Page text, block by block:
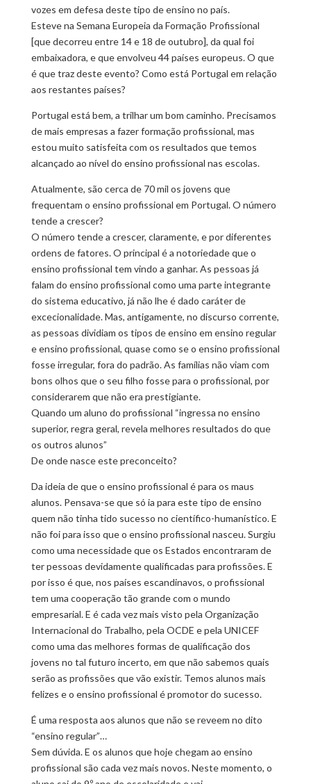
vozes em defesa deste tipo de ensino no país.
Esteve na Semana Europeia da Formação Profissional
[que decorreu entre 14 e 18 de outubro], da qual foi
embaixadora, e que envolveu 44 países europeus. O que
é que traz deste evento? Como está Portugal em relação
aos restantes países?
Portugal está bem, a trilhar um bom caminho. Precisamos
de mais empresas a fazer formação profissional, mas
estou muito satisfeita com os resultados que temos
alcançado ao nível do ensino profissional nas escolas.
Atualmente, são cerca de 70 mil os jovens que
frequentam o ensino profissional em Portugal. O número
tende a crescer?
O número tende a crescer, claramente, e por diferentes
ordens de fatores. O principal é a notoriedade que o
ensino profissional tem vindo a ganhar. As pessoas já
falam do ensino profissional como uma parte integrante
do sistema educativo, já não lhe é dado caráter de
excecionalidade. Mas, antigamente, no discurso corrente,
as pessoas dividiam os tipos de ensino em ensino regular
e ensino profissional, quase como se o ensino profissional
fosse irregular, fora do padrão. As famílias não viam com
bons olhos que o seu filho fosse para o profissional, por
considerarem que não era prestigiante.
Quando um aluno do profissional “ingressa no ensino
superior, regra geral, revela melhores resultados do que
os outros alunos”
De onde nasce este preconceito?
Da ideia de que o ensino profissional é para os maus
alunos. Pensava-se que só ia para este tipo de ensino
quem não tinha tido sucesso no científico-humanístico. E
não foi para isso que o ensino profissional nasceu. Surgiu
como uma necessidade que os Estados encontraram de
ter pessoas devidamente qualificadas para profissões. E
por isso é que, nos países escandinavos, o profissional
tem uma cooperação tão grande com o mundo
empresarial. E é cada vez mais visto pela Organização
Internacional do Trabalho, pela OCDE e pela UNICEF
como uma das melhores formas de qualificação dos
jovens no tal futuro incerto, em que não sabemos quais
serão as profissões que vão existir. Temos alunos mais
felizes e o ensino profissional é promotor do sucesso.
É uma resposta aos alunos que não se reveem no dito
“ensino regular”…
Sem dúvida. E os alunos que hoje chegam ao ensino
profissional são cada vez mais novos. Neste momento, o